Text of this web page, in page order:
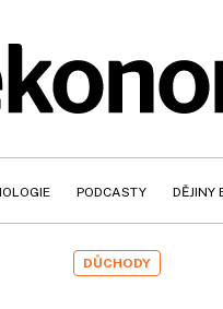
PODCASTY DĚJINY
DŮCHODY